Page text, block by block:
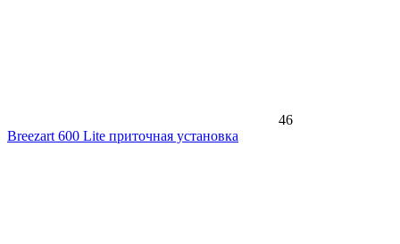
46
Breezart 600 Lite приточная установка